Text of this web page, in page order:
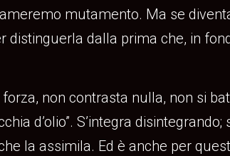
mutamento. Ma se
distinguerla dalla prima che, in
non contrasta nulla, non si
d’olio”. S’integra
la assimila. Ed è anche per